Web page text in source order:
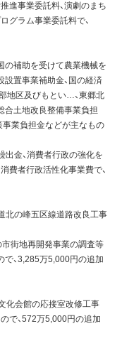
進事業委託料、演劇のまち
グラム事業委託料で、
の補助を受けて農業機械を
置事業補助金、国の経済
地区及びもとい…、東郷北
合土地改良整備事業負担
事業負担金などが主なもの
出金、消費者行政の強化を
費者行政活性化事業費で、
北の峰五区線道路改良工事
街地再開発事業の調査等
、3,285万5,000円の追加
化会館の応接室改修工事
で、572万5,000円の追加